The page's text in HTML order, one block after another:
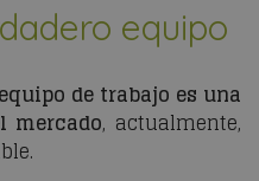
equipo
de trabajo es una
mercado, actualmente,